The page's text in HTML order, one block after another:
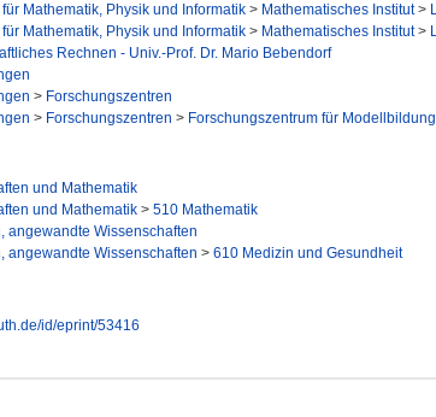
für Mathematik, Physik und Informatik > Mathematisches Institut>
für Mathematik, Physik und Informatik > Mathematisches Institut>
Rechnen - Univ.-Prof. Dr. Mario Bebendorf
> Forschungszentren
> Forschungszentren > Forschungszentrum für
und Mathematik
und Mathematik > 510 Mathematik
angewandte Wissenschaften
angewandte Wissenschaften > 610 Medizin und Gesundheit
id/eprint/53416